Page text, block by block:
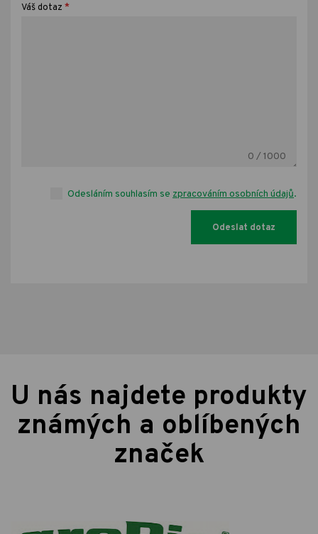
Váš dotaz *
0 / 1000
Odesláním souhlasím se zpracováním osobních údajů.
U nás najdete produkty
známých a oblíbených
značek